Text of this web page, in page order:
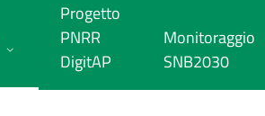
Progetto
PNRR
DigitAP
Monitoraggio
SNB2030